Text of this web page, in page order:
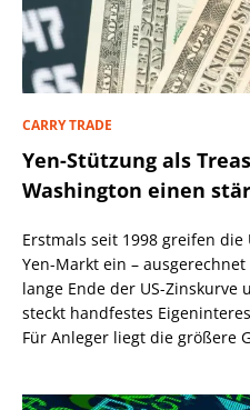
CARRY TRADE
Yen-Stützung als
Washington einen
Erstmals seit 1998 greifen die
Yen-Markt ein –
lange Ende der US-
steckt handfestes
Für Anleger liegt die größere